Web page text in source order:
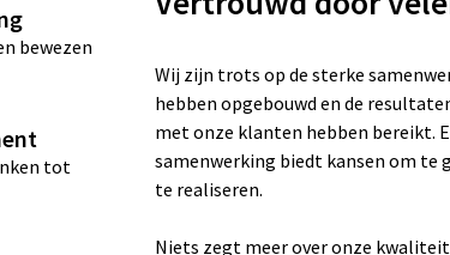
bewezen
tot
Wij zijn trots op de sterke
hebben opgebouwd en de
met onze klanten hebben bereikt.
samenwerking biedt kansen om te
te realiseren.
Niets zegt meer over onze kwaliteit